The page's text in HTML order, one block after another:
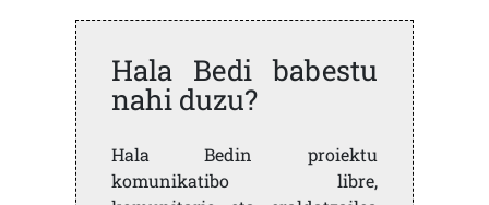
Hala Bedi babestu
nahi duzu?
Hala Bedin proiektu
komunikatibo libre,